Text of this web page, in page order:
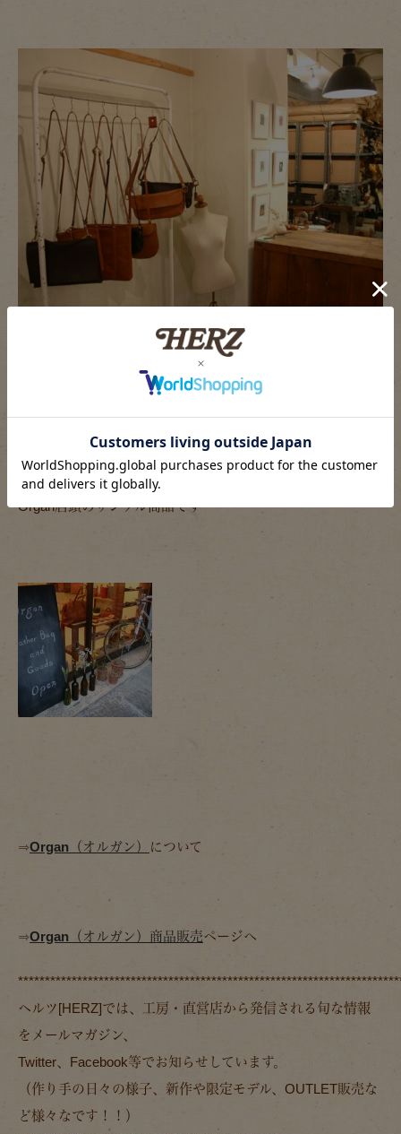
最近はこの一画でみなさまをお待ちしております。
※前にもご案内してますが、ご紹介しているボディバッグた
ちは
Organ店頭のサンプル商品です
⇒Organ（オルガン） について
⇒Organ（オルガン）商品販売ページへ
ヘルツ[HERZ]では、工房・直営店から発信される旬な情報
をメールマガジン、
Twitter、Facebook等でお知らせしています。
（作り手の日々の様子、新作や限定モデル、OUTLET販売な
ど様々なです！！）